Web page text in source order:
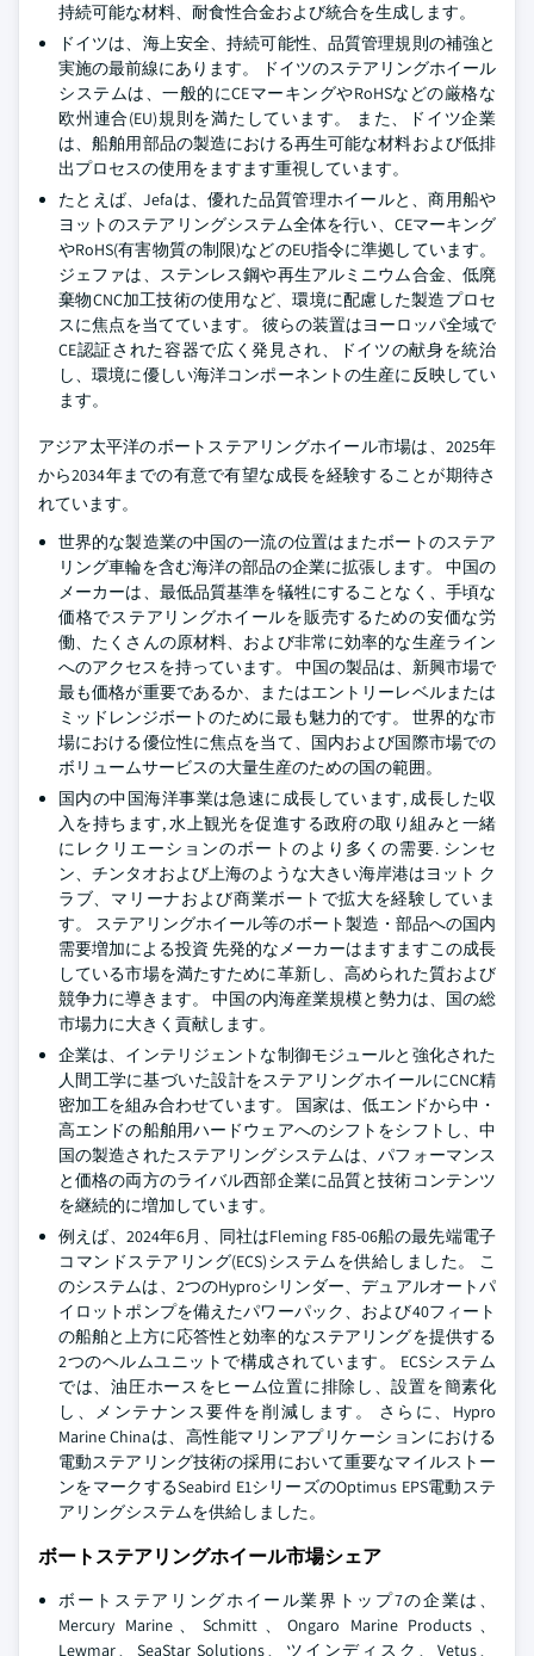
持続可能な材料、耐食性合金および統合を生成します。
ドイツは、海上安全、持続可能性、品質管理規則の補強と
実施の最前線にあります。 ドイツのステアリングホイール
システムは、一般的にCEマーキングやRoHSなどの厳格な
欧州連合(EU)規則を満たしています。 また、ドイツ企業
は、船舶用部品の製造における再生可能な材料および低排
出プロセスの使用をますます重視しています。
たとえば、Jefaは、優れた品質管理ホイールと、商用船や
ヨットのステアリングシステム全体を行い、CEマーキング
やRoHS(有害物質の制限)などのEU指令に準拠しています。
ジェファは、ステンレス鋼や再生アルミニウム合金、低廃
棄物CNC加工技術の使用など、環境に配慮した製造プロセ
スに焦点を当てています。 彼らの装置はヨーロッパ全域で
CE認証された容器で広く発見され、ドイツの献身を統治
し、環境に優しい海洋コンポーネントの生産に反映してい
ます。
アジア太平洋のボートステアリングホイール市場は、2025年
から2034年までの有意で有望な成長を経験することが期待さ
れています。
世界的な製造業の中国の一流の位置はまたボートのステア
リング車輪を含む海洋の部品の企業に拡張します。 中国の
メーカーは、最低品質基準を犠牲にすることなく、手頃な
価格でステアリングホイールを販売するための安価な労
働、たくさんの原材料、および非常に効率的な生産ライン
へのアクセスを持っています。 中国の製品は、新興市場で
最も価格が重要であるか、またはエントリーレベルまたは
ミッドレンジボートのために最も魅力的です。 世界的な市
場における優位性に焦点を当て、国内および国際市場での
ボリュームサービスの大量生産のための国の範囲。
国内の中国海洋事業は急速に成長しています, 成長した収
入を持ちます, 水上観光を促進する政府の取り組みと一緒
にレクリエーションのボートのより多くの需要. シンセ
ン、チンタオおよび上海のような大きい海岸港はヨット ク
ラブ、マリーナおよび商業ボートで拡大を経験していま
す。 ステアリングホイール等のボート製造・部品への国内
需要増加による投資 先発的なメーカーはますますこの成長
している市場を満たすために革新し、高められた質および
競争力に導きます。 中国の内海産業規模と勢力は、国の総
市場力に大きく貢献します。
企業は、インテリジェントな制御モジュールと強化された
人間工学に基づいた設計をステアリングホイールにCNC精
密加工を組み合わせています。 国家は、低エンドから中・
高エンドの船舶用ハードウェアへのシフトをシフトし、中
国の製造されたステアリングシステムは、パフォーマンス
と価格の両方のライバル西部企業に品質と技術コンテンツ
を継続的に増加しています。
例えば、2024年6月、同社はFleming F85-06船の最先端電子
コマンドステアリング(ECS)システムを供給しました。 こ
のシステムは、2つのHyproシリンダー、デュアルオートパ
イロットポンプを備えたパワーパック、および40フィート
の船舶と上方に応答性と効率的なステアリングを提供する
2つのヘルムユニットで構成されています。 ECSシステム
では、油圧ホースをヒーム位置に排除し、設置を簡素化
し、メンテナンス要件を削減します。 さらに、Hypro
Marine Chinaは、高性能マリンアプリケーションにおける
電動ステアリング技術の採用において重要なマイルストー
ンをマークするSeabird E1シリーズのOptimus EPS電動ステ
アリングシステムを供給しました。
ボートステアリングホイール市場シェア
ボートステアリングホイール業界トップ7の企業は、
Mercury Marine、Schmitt、Ongaro Marine Products、
Lewmar、SeaStar Solutions、ツインディスク、Vetus、